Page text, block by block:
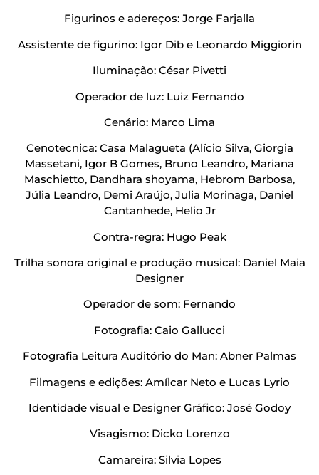
Figurinos e adereços: Jorge Farjalla
Assistente de figurino: Igor Dib e Leonardo Miggiorin
Iluminação: César Pivetti
Operador de luz: Luiz Fernando
Cenário: Marco Lima
Cenotecnica: Casa Malagueta (Alício Silva, Giorgia
Massetani, Igor B Gomes, Bruno Leandro, Mariana
Maschietto, Dandhara shoyama, Hebrom Barbosa,
Júlia Leandro, Demi Araújo, Julia Morinaga, Daniel
Cantanhede, Helio Jr
Contra-regra: Hugo Peak
Trilha sonora original e produção musical: Daniel Maia
Designer
Operador de som: Fernando
Fotografia: Caio Gallucci
Fotografia Leitura Auditório do Man: Abner Palmas
Filmagens e edições: Amílcar Neto e Lucas Lyrio
Identidade visual e Designer Gráfico: José Godoy
Visagismo: Dicko Lorenzo
Camareira: Silvia Lopes